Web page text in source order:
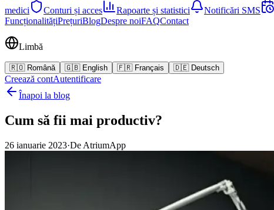
medici
Conturi și acces Rapoarte și statistici Notificări SMS
FuncționalitățiPrețuriBlogDespre noiFAQContact
Limbă
🇷🇴 Română 🇬🇧 English 🇫🇷 Français 🇩🇪 Deutsch
Creează contAutentificare
Înapoi la blog
Cum să fii mai productiv?
26 ianuarie 2023·De AtriumApp